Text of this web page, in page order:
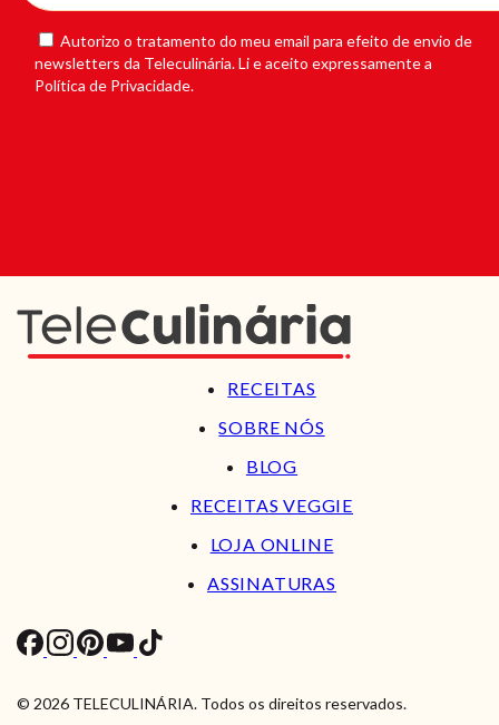
Autorizo o tratamento do meu email para efeito de envio de
newsletters da Teleculinária. Li e aceito expressamente a
Política de Privacidade.
RECEITAS
SOBRE NÓS
BLOG
RECEITAS VEGGIE
LOJA ONLINE
ASSINATURAS
© 2026 TELECULINÁRIA. Todos os direitos reservados.